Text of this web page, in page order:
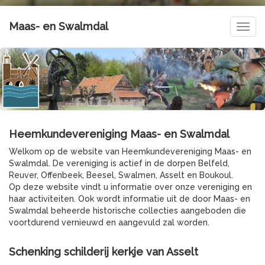
Maas- en Swalmdal
Heemkundevereniging Maas- en Swalmdal
Welkom op de website van Heemkundevereniging Maas- en
Swalmdal. De vereniging is actief in de dorpen Belfeld,
Reuver, Offenbeek, Beesel, Swalmen, Asselt en Boukoul.
Op deze website vindt u informatie over onze vereniging en
haar activiteiten. Ook wordt informatie uit de door Maas- en
Swalmdal beheerde historische collecties aangeboden die
voortdurend vernieuwd en aangevuld zal worden.
Schenking schilderij kerkje van Asselt